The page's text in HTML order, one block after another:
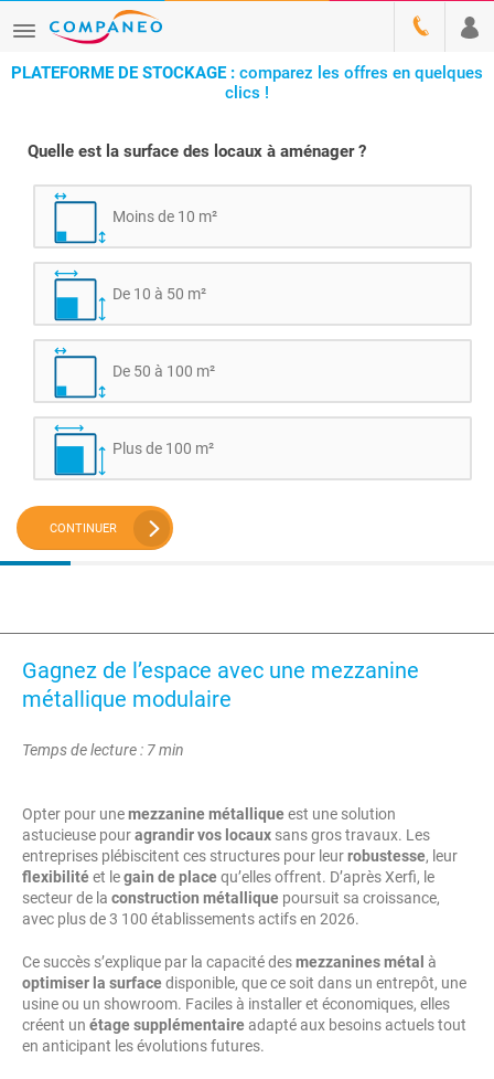
PLATEFORME DE STOCKAGE : comparez les offres en quelques
clics !
Quelle est la surface des locaux à aménager ?
Moins de 10 m²
De 10 à 50 m²
De 50 à 100 m²
Plus de 100 m²
CONTINUER
Gagnez de l’espace avec une mezzanine
métallique modulaire
Temps de lecture : 7 min
Opter pour unemezzanine métalliqueest une solution
astucieuse pouragrandir vos locaux sans gros travaux. Les
entreprises plébiscitent ces structures pour leurrobustesse, leur
flexibilitéet legain de placequ’elles offrent. D’après Xerfi, le
secteur de la construction métallique poursuit sa croissance,
avec plus de 3 100 établissements actifs en 2026.
Ce succès s’explique par la capacité desmezzanines métal à
optimiser la surfacedisponible, que ce soit dans un entrepôt, une
usine ou un showroom. Faciles à installer et économiques, elles
créent un étage supplémentaireadapté aux besoins actuels tout
en anticipant les évolutions futures.